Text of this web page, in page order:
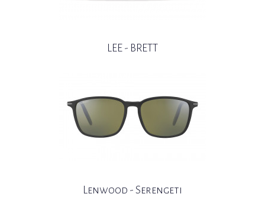
LEE - BRETT
Lenwood - Serengeti